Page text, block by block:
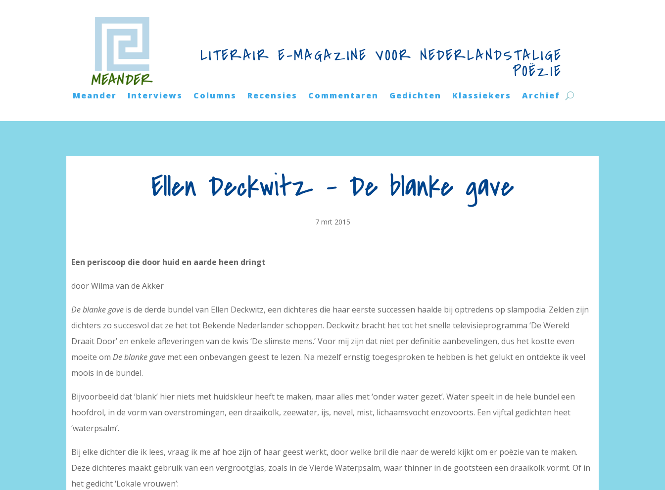
LITERAIR E-MAGAZINE VOOR NEDERLANDSTALIGE
POËZIE
Meander Interviews Columns Recensies Commentaren Gedichten Klassiekers Archief
Ellen Deckwitz – De blanke gave
7 mrt 2015
Een periscoop die door huid en aarde heen dringt
door Wilma van de Akker
De blanke gave is de derde bundel van Ellen Deckwitz, een dichteres die haar eerste successen haalde bij optredens op slampodia. Zelden zijn
dichters zo succesvol dat ze het tot Bekende Nederlander schoppen. Deckwitz bracht het tot het snelle televisieprogramma ‘De Wereld
Draait Door’ en enkele afleveringen van de kwis ‘De slimste mens.’ Voor mij zijn dat niet per definitie aanbevelingen, dus het kostte even
moeite omDe blanke gave met een onbevangen geest te lezen. Na mezelf ernstig toegesproken te hebben is het gelukt en ontdekte ik veel
moois in de bundel.
Bijvoorbeeld dat ‘blank’ hier niets met huidskleur heeft te maken, maar alles met ‘onder water gezet’. Water speelt in de hele bundel een
hoofdrol, in de vorm van overstromingen, een draaikolk, zeewater, ijs, nevel, mist, lichaamsvocht enzovoorts. Een vijftal gedichten heet
‘waterpsalm’.
Bij elke dichter die ik lees, vraag ik me af hoe zijn of haar geest werkt, door welke bril die naar de wereld kijkt om er poëzie van te maken.
Deze dichteres maakt gebruik van een vergrootglas, zoals in de Vierde Waterpsalm, waar thinner in de gootsteen een draaikolk vormt. Of in
het gedicht ‘Lokale vrouwen’: